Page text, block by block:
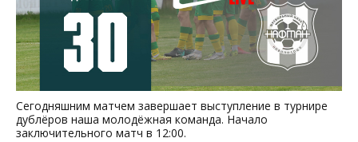
Сегодняшним матчем завершает выступление в турнире
дублёров наша молодёжная команда. Начало
заключительного матч в 12:00.